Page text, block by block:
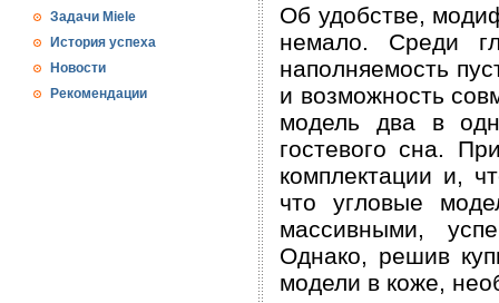
Задачи Miele
История успеха
Новости
Рекомендации
Об удобстве,
немало. Среди
наполняемость
и возможность
модель два в
гостевого сна.
комплектации и,
что угловые
массивными,
Однако, решив
модели в коже,